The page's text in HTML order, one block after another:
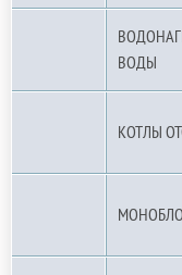
ВОДЫ
КОТЛЫ